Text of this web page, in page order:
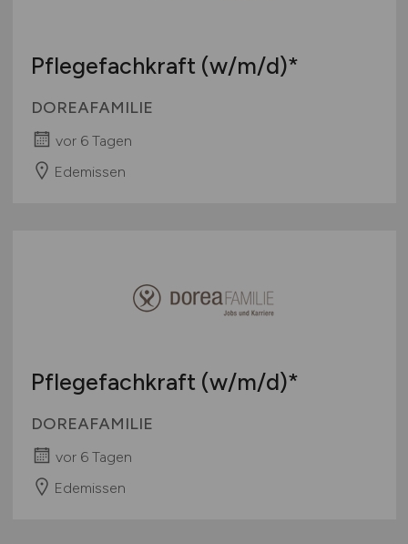
Pflegefachkraft (w/m/d)*
DOREAFAMILIE
vor 6 Tagen
Edemissen
Pflegefachkraft (w/m/d)*
DOREAFAMILIE
vor 6 Tagen
Edemissen